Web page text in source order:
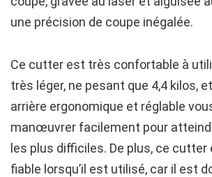
une précision de coupe inégalée.
Ce cutter est très confortable à
très léger, ne pesant que 4,4 kilos,
arrière ergonomique et réglable
manœuvrer facilement pour
les plus difficiles. De plus, ce
fiable lorsqu’il est utilisé, car il est